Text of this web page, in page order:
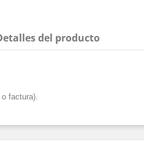
del producto
factura).